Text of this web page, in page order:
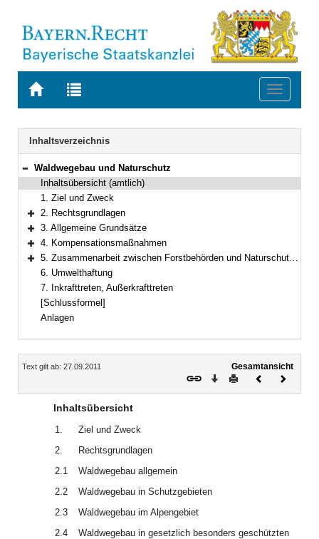
Zur
BAYERN.RECHT
Zur
letzten
Suche
Toggle
Navigation
Inhaltsverzeichnis
Bereich reduzieren
Waldwegebau und Naturschutz
Inhaltsübersicht (amtlich)
1. Ziel und Zweck
Bereich erweitern
2. Rechtsgrundlagen
Bereich erweitern
3. Allgemeine Grundsätze
Bereich erweitern
4. Kompensationsmaßnahmen
Bereich erweitern
5. Zusammenarbeit zwischen Forstbehörden und Naturschutzbehörden
6. Umwelthaftung
7. Inkrafttreten, Außerkrafttreten
[Schlussformel]
Anlagen
Inhalt
Text gilt ab: 27.09.2011
Gesamtansicht
Download
DruckenVorheriges
Inhaltsübersicht
1.
Ziel und Zweck
2.
Rechtsgrundlagen
2.1
Waldwegebau allgemein
2.2
Waldwegebau in Schutzgebieten
2.3
Waldwegebau im Alpengebiet
2.4
Waldwegebau in gesetzlich besonders geschützten